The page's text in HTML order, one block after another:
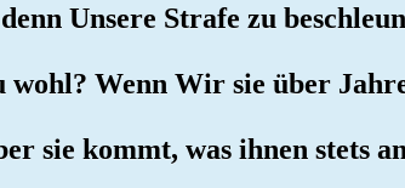
Unsere Strafe zu
wohl? Wenn Wir sie über
sie kommt, was ihnen stets